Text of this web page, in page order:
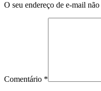
O seu endereço de e-mail
Comentário *